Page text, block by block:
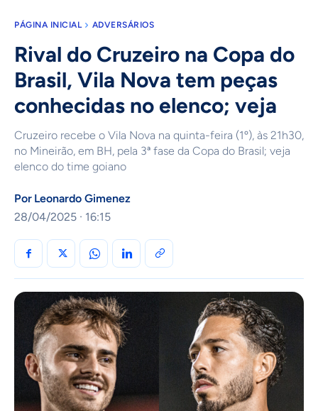
PÁGINA INICIAL ADVERSÁRIOS
Rival do Cruzeiro na Copa do
Brasil, Vila Nova tem peças
conhecidas no elenco; veja
Cruzeiro recebe o Vila Nova na quinta-feira (1º), às 21h30,
no Mineirão, em BH, pela 3ª fase da Copa do Brasil; veja
elenco do time goiano
Por Leonardo Gimenez
28/04/2025 · 16:15